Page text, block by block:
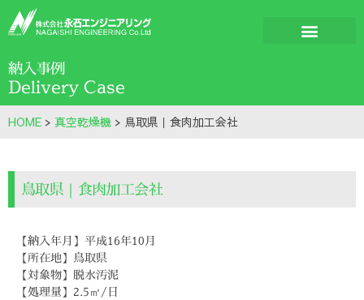
納入事例
Delivery Case
HOME > 真空乾燥機 > 鳥取県｜食肉加工会社
鳥取県｜食肉加工会社
【納入年月】平成16年10月
【所在地】鳥取県
【対象物】脱水汚泥
【処理量】2.5㎥/日